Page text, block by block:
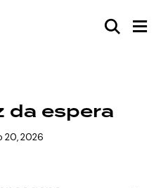
da espera
20, 2026